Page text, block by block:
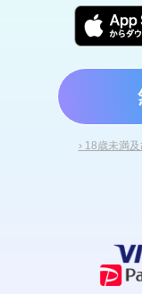
› 18歳未満